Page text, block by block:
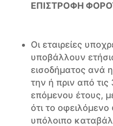
ΕΠΙΣΤΡΟΦΗ
Οι εταιρείες
υποβάλλουν
εισοδήματος ανά
την ή πριν από
επόμενου έτους,
ότι το
υπόλοιπο